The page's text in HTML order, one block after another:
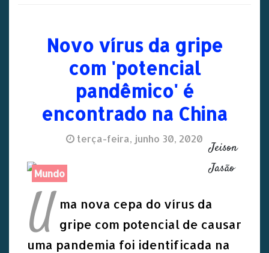
Novo vírus da gripe
com 'potencial
pandêmico' é
encontrado na China
terça-feira, junho 30, 2020
Mundo
Jeison
Jasão
U ma nova cepa do vírus da
gripe com potencial de causar
uma pandemia foi identificada na